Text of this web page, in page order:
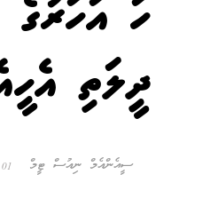
ހަ އަހަރުގެ
ދީލަތި
ސީއެންއެމް ނިއުސް ޓީމް 01 ސެޕްޓެމްބަރ 2025 - 15:55:27